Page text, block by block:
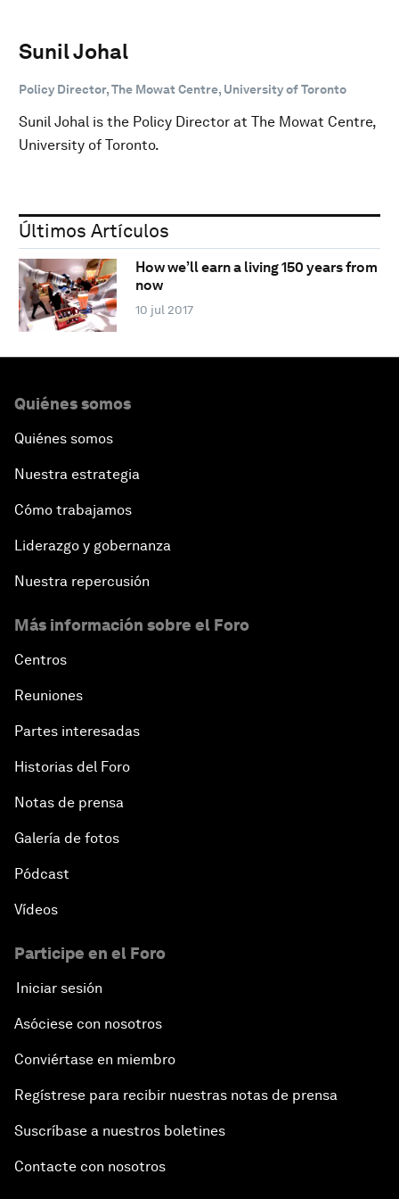
Sunil Johal
Policy Director, The Mowat Centre, University of Toronto
Sunil Johal is the Policy Director at The Mowat Centre,
University of Toronto.
Últimos Artículos
How we’ll earn a living 150 years from
now
10 jul 2017
Quiénes somos
Quiénes somos
Nuestra estrategia
Cómo trabajamos
Liderazgo y gobernanza
Nuestra repercusión
Más información sobre el Foro
Centros
Reuniones
Partes interesadas
Historias del Foro
Notas de prensa
Galería de fotos
Pódcast
Vídeos
Participe en el Foro
Iniciar sesión
Asóciese con nosotros
Conviértase en miembro
Regístrese para recibir nuestras notas de prensa
Suscríbase a nuestros boletines
Contacte con nosotros